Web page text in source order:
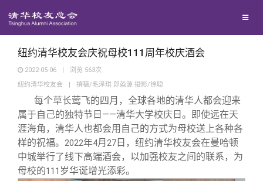
地区联络
年级联络
院系校友工作
专业委员会
回馈母校
捐赠项目
捐赠新闻
捐赠纪事
媒体平台
《清华校友通讯》
《水木清华》
百年清华
清华人物
校友服务
纽约清华校友会庆祝母校111周年校庆酒会
2022-05-06 | 浏览 563次
纽约清华校友会
| 撰稿/毛泽琪 郎淼源 摄影/徐聪
每个草长莺飞的四月，全球各地的清华人都会迎来
属于自己的独特节日——清华大学校庆日。即使远在天
涯海角，清华人也都会用自己的方式为母校送上各种各
样的祝福。
2022年4月 27 日，纽约清华校友会在曼哈顿
中城举行了线下高端酒会，以加强校友之间的联系，为
母校的111 岁华诞增光添彩。